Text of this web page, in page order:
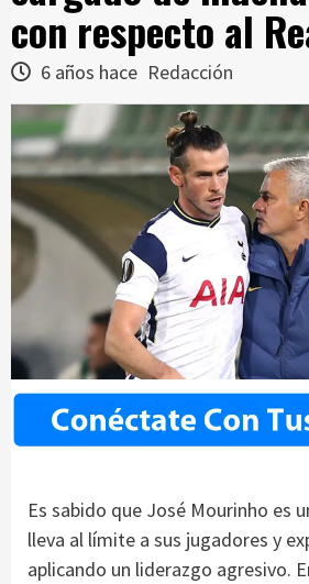
con respecto al
6 años hace Redacción
Es sabido que José Mourinho es
lleva al límite a sus jugadores y
aplicando un liderazgo agresivo.